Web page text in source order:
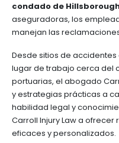
condado de
aseguradoras, los
manejan las
Desde sitios de
lugar de trabajo cerca del
portuarias, el abogado
y estrategias prácticas a
habilidad legal y
Carroll Injury Law a ofrecer
eficaces y personalizados.